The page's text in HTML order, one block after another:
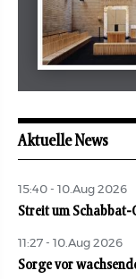
revue
Aktuelle News
15:40 - 10.Aug 2026
Streit um Schabbat-
11:27 - 10.Aug 2026
Sorge vor